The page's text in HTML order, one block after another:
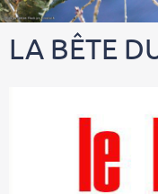
LA BÊTE